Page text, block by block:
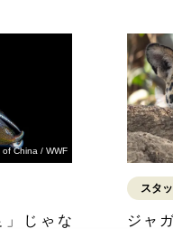
China / WWF
じゃな
スタ
ジャ